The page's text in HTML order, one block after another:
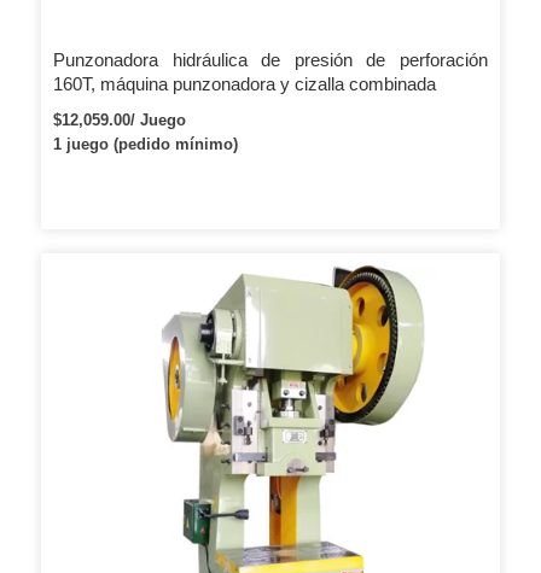
Punzonadora hidráulica de presión de perforación
160T, máquina punzonadora y cizalla combinada
$12,059.00/ Juego
1 juego (pedido mínimo)